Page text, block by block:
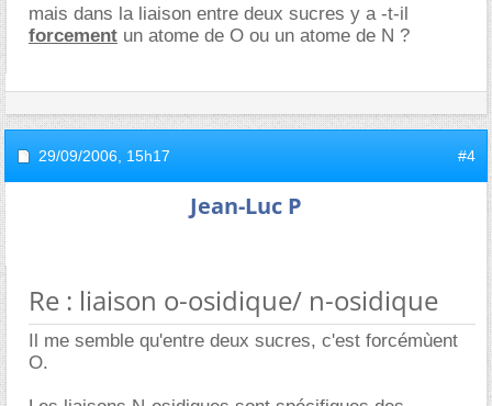
mais dans la liaison entre deux sucres y a -t-il
forcement un atome de O ou un atome de N ?
29/09/2006, 15h17 #4
Jean-Luc P
Re : liaison o-osidique/ n-osidique
Il me semble qu'entre deux sucres, c'est forcémùent
O.